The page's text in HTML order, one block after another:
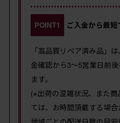
POINT1 ご入金から最短
「高品質リペア済み品」
金確認から3〜5営業日前
ます。
(※出荷の混雑状況、また
ては、お時間頂戴する場